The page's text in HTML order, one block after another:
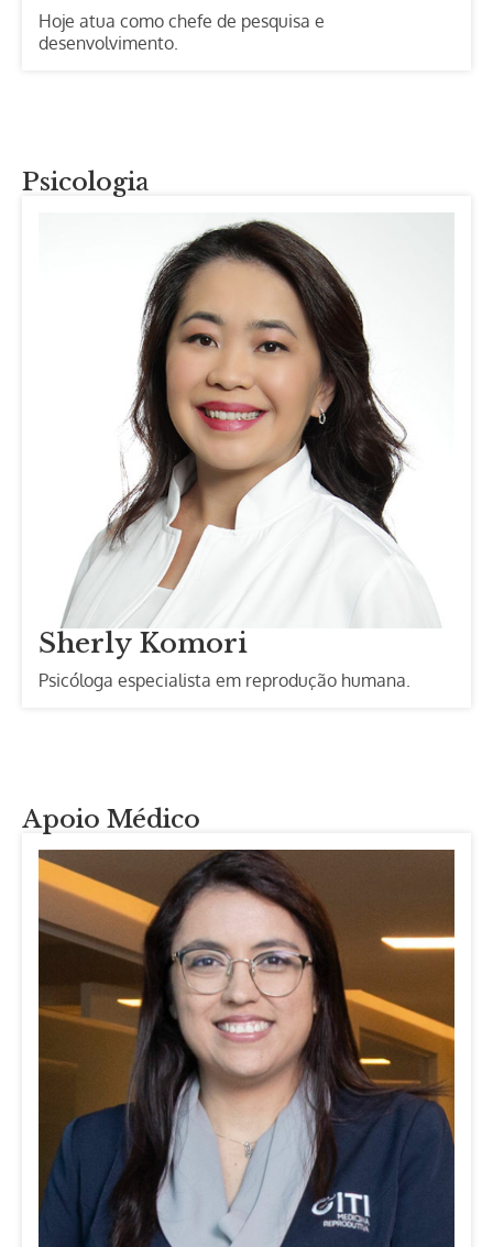
Hoje atua como chefe de pesquisa e
desenvolvimento.
Psicologia
Sherly Komori
Psicóloga especialista em reprodução humana.
Apoio Médico